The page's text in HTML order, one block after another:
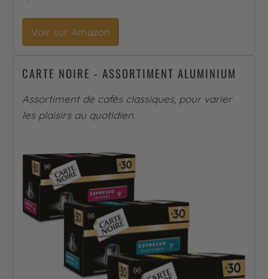
Voir sur Amazon
CARTE NOIRE - ASSORTIMENT ALUMINIUM
Assortiment de cafés classiques, pour varier
les plaisirs au quotidien.